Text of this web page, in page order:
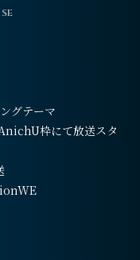
グテーマ
枠にて放送スタ